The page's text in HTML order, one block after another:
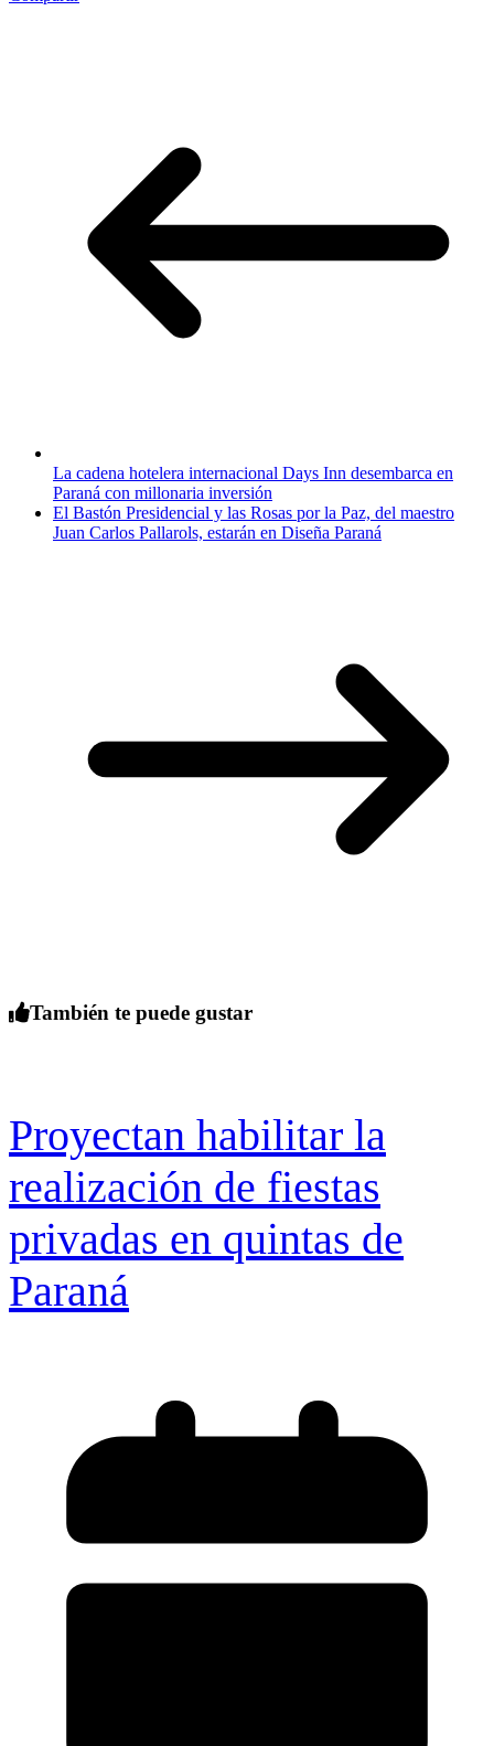
La cadena hotelera internacional Days Inn desembarca en
Paraná con millonaria inversión
El Bastón Presidencial y las Rosas por la Paz, del maestro
Juan Carlos Pallarols, estarán en Diseña Paraná
También te puede gustar
Proyectan habilitar la
realización de fiestas
privadas en quintas de
Paraná